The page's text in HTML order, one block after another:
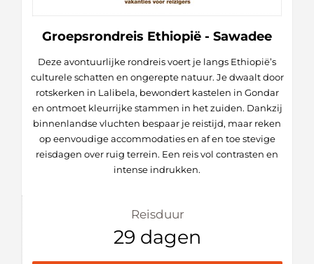
Groepsrondreis Ethiopië - Sawadee
Deze avontuurlijke rondreis voert je langs Ethiopië’s
culturele schatten en ongerepte natuur. Je dwaalt door
rotskerken in Lalibela, bewondert kastelen in Gondar
en ontmoet kleurrijke stammen in het zuiden. Dankzij
binnenlandse vluchten bespaar je reistijd, maar reken
op eenvoudige accommodaties en af en toe stevige
reisdagen over ruig terrein. Een reis vol contrasten en
intense indrukken.
Reisduur
29 dagen